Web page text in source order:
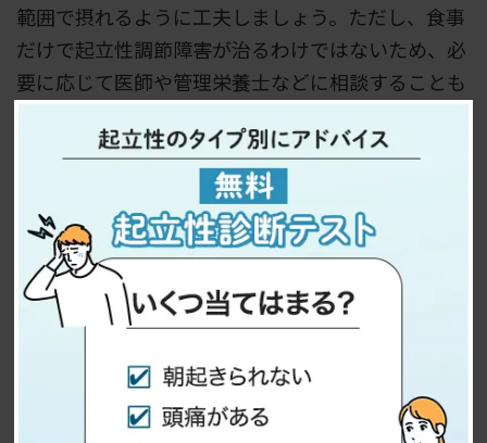
範囲で摂れるように工夫しましょう。ただし、食事
だけで起立性調節障害が治るわけではないため、必
要に応じて医師や管理栄養士などに相談することも
大切です。
学校や医療機関と連携して負担を減らす
起立性調節障害では、学校に通えない日が続いた
り、授業に遅れが出たりすることで、本人が強い不
安を感じることがあります。親御さんが家庭で学習
てを家庭内で対応しようとすると、親子ともに負担
が大きくなる場合があります。